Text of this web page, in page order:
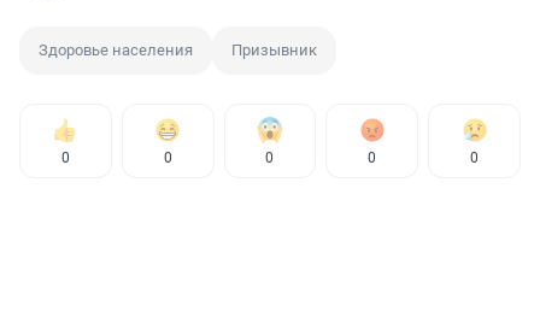
Здоровье населения Призывник
0 0 0 0 0